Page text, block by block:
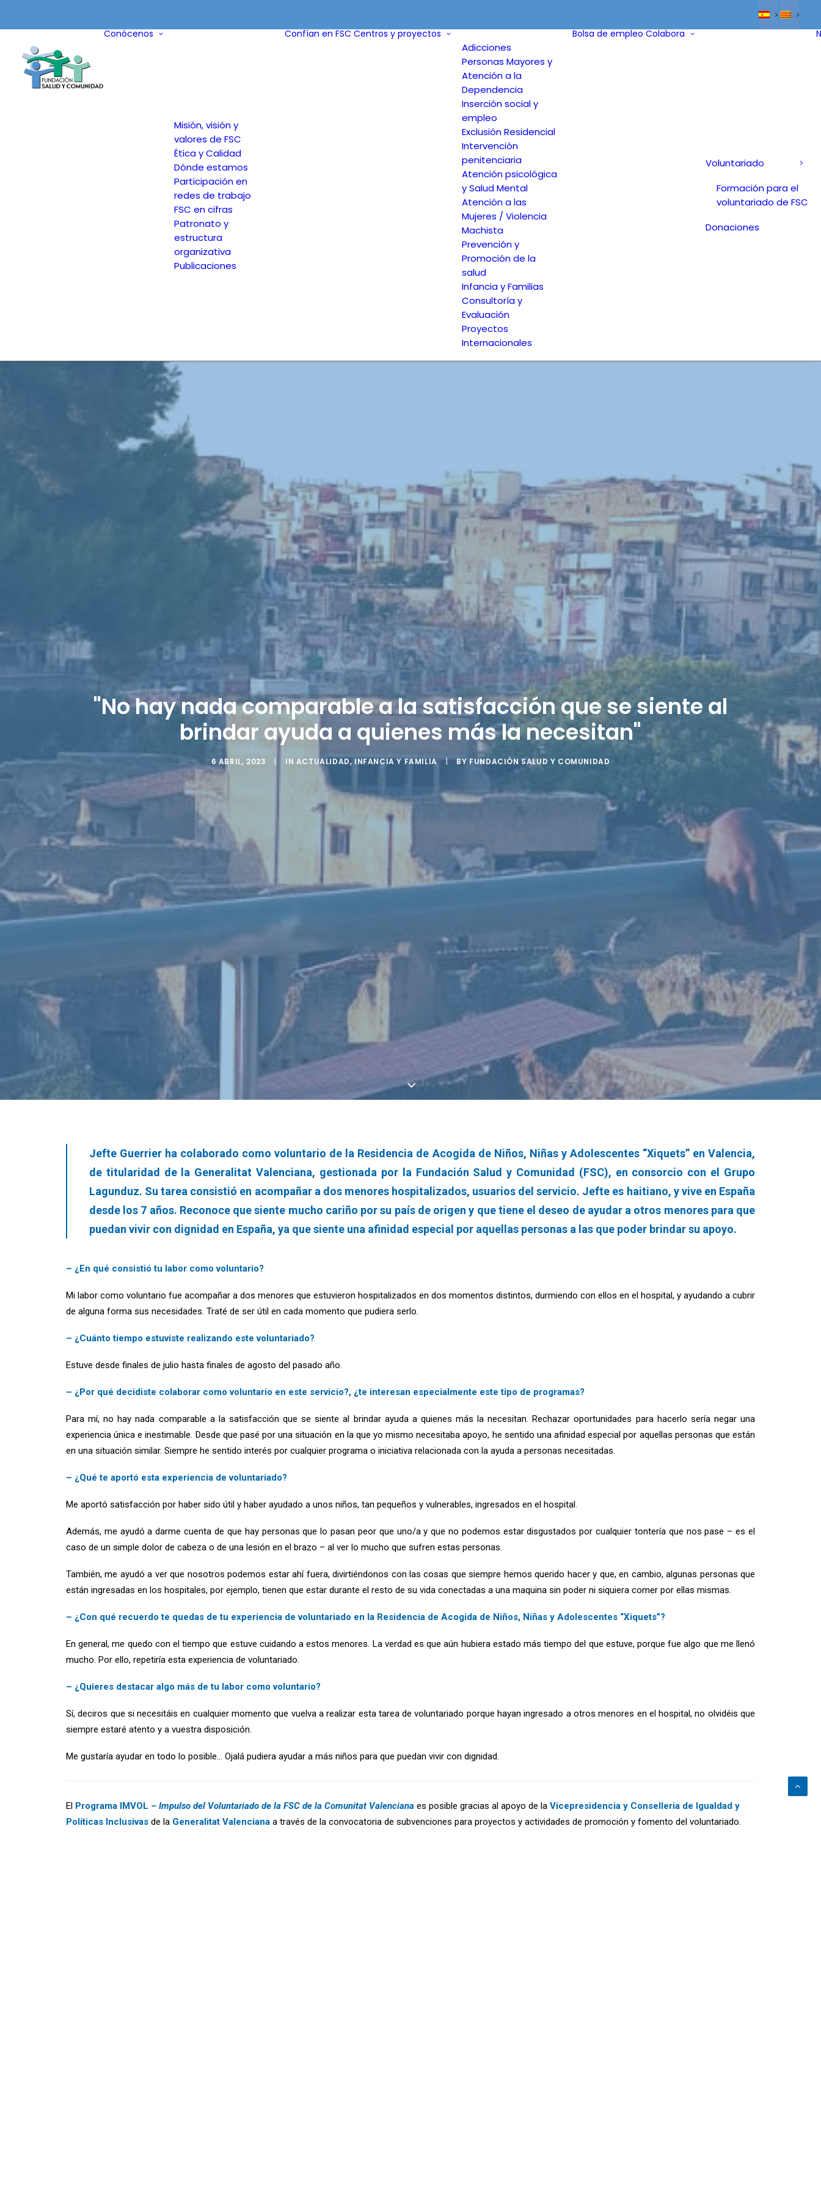
Conócenos
Misión, visión y
valores de FSC
Ética y Calidad
Dónde estamos
Participación en
redes de trabajo
FSC en cifras
Patronato y
estructura
organizativa
Publicaciones
Confían en FSC Centros y proyectos
Adicciones
Personas Mayores y
Atención a la
Dependencia
Inserción social y
empleo
Exclusión Residencial
Intervención
penitenciaria
Atención psicológica
y Salud Mental
Atención a las
Mujeres / Violencia
Machista
Prevención y
Promoción de la
salud
Infancia y Familias
Consultoría y
Evaluación
Proyectos
Internacionales
Bolsa de empleo Colabora
Voluntariado
Formación para el
voluntariado de FSC
Donaciones
"No hay nada comparable a la satisfacción que se siente al
brindar ayuda a quienes más la necesitan"
6 ABRIL, 2023 | IN ACTUALIDAD, INFANCIA Y FAMILIA | BY FUNDACIÓN SALUD Y COMUNIDAD
Jefte Guerrier ha colaborado como voluntario de la Residencia de Acogida de Niños, Niñas y Adolescentes “Xiquets” en Valencia,
de titularidad de la Generalitat Valenciana, gestionada por la Fundación Salud y Comunidad (FSC), en consorcio con el Grupo
Lagunduz. Su tarea consistió en acompañar a dos menores hospitalizados, usuarios del servicio. Jefte es haitiano, y vive en España
desde los 7 años. Reconoce que siente mucho cariño por su país de origen y que tiene el deseo de ayudar a otros menores para que
puedan vivir con dignidad en España, ya que siente una afinidad especial por aquellas personas a las que poder brindar su apoyo.
– ¿En qué consistió tu labor como voluntario?
Mi labor como voluntario fue acompañar a dos menores que estuvieron hospitalizados en dos momentos distintos, durmiendo con ellos en el hospital, y ayudando a cubrir
de alguna forma sus necesidades. Traté de ser útil en cada momento que pudiera serlo.
– ¿Cuánto tiempo estuviste realizando este voluntariado?
Estuve desde finales de julio hasta finales de agosto del pasado año.
– ¿Por qué decidiste colaborar como voluntario en este servicio?, ¿te interesan especialmente este tipo de programas?
Para mí, no hay nada comparable a la satisfacción que se siente al brindar ayuda a quienes más la necesitan. Rechazar oportunidades para hacerlo sería negar una
experiencia única e inestimable. Desde que pasé por una situación en la que yo mismo necesitaba apoyo, he sentido una afinidad especial por aquellas personas que están
en una situación similar. Siempre he sentido interés por cualquier programa o iniciativa relacionada con la ayuda a personas necesitadas.
– ¿Qué te aportó esta experiencia de voluntariado?
Me aportó satisfacción por haber sido útil y haber ayudado a unos niños, tan pequeños y vulnerables, ingresados en el hospital.
Además, me ayudó a darme cuenta de que hay personas que lo pasan peor que uno/a y que no podemos estar disgustados por cualquier tontería que nos pase – es el
caso de un simple dolor de cabeza o de una lesión en el brazo – al ver lo mucho que sufren estas personas.
También, me ayudó a ver que nosotros podemos estar ahí fuera, divirtiéndonos con las cosas que siempre hemos querido hacer y que, en cambio, algunas personas que
están ingresadas en los hospitales, por ejemplo, tienen que estar durante el resto de su vida conectadas a una maquina sin poder ni siquiera comer por ellas mismas.
– ¿Con qué recuerdo te quedas de tu experiencia de voluntariado en la Residencia de Acogida de Niños, Niñas y Adolescentes “Xiquets”?
En general, me quedo con el tiempo que estuve cuidando a estos menores. La verdad es que aún hubiera estado más tiempo del que estuve, porque fue algo que me llenó
mucho. Por ello, repetiría esta experiencia de voluntariado.
– ¿Quieres destacar algo más de tu labor como voluntario?
Sí, deciros que si necesitáis en cualquier momento que vuelva a realizar esta tarea de voluntariado porque hayan ingresado a otros menores en el hospital, no olvidéis que
siempre estaré atento y a vuestra disposición.
Me gustaría ayudar en todo lo posible… Ojalá pudiera ayudar a más niños para que puedan vivir con dignidad.
El Programa IMVOL – Impulso del Voluntariado de la FSC de la Comunitat Valenciana es posible gracias al apoyo de la Vicepresidencia y Conselleria de Igualdad y
Políticas Inclusivas de la Generalitat Valenciana a través de la convocatoria de subvenciones para proyectos y actividades de promoción y fomento del voluntariado.